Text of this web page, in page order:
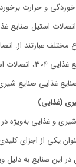
خوردگی و حرارت
استیل صنایع
مختلف عبارتند از:
۳۱۶، اتصالات استیل
غذایی صنایع
(غذایی)
و غذایی به‌ویژه
یکی از اجزای
این صنایع به دلیل